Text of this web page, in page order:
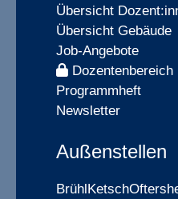
Übersicht
Übersicht Gebäude
Job-Angebote
Dozentenbereich
Programmheft
Newsletter
Außenstellen
BrühlKetsch